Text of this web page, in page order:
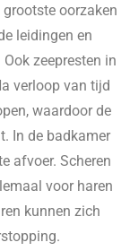
oorzaken
leidingen en
zeepresten in
verloop van tijd
waardoor de
In de badkamer
afvoer. Scheren
voor haren
kunnen zich